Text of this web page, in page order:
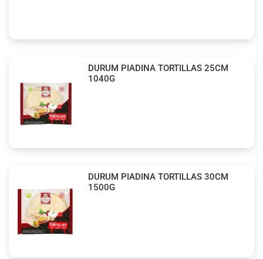
DURUM PIADINA TORTILLAS 25CM
1040G
DURUM PIADINA TORTILLAS 30CM
1500G